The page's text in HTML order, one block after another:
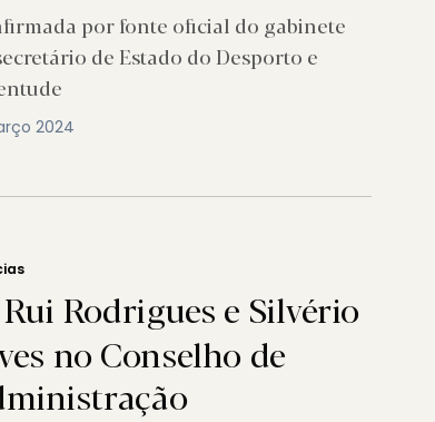
por fonte oficial do gabinete
de Estado do Desporto e
2024
Rui Rodrigues e Silvério
no Conselho de